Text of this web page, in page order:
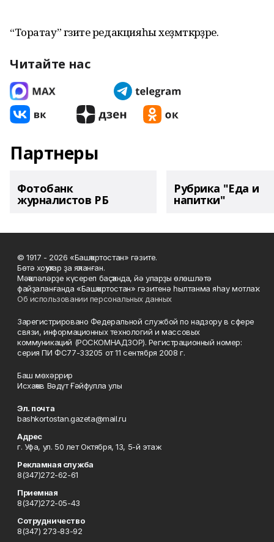
“Торатау” гәзите редакцияһы хеҙмәткәрҙәре.
Читайте нас
Партнеры
Фотобанк
журналистов РБ
Рубрика "Еда и
напитки"
© 1917 - 2026 «Башҡортостан» гәзите.
Бөтә хоҡуҡтар ҙа яҡланған.
Мәҡәләләрҙе күсереп баҫҡанда, йә уларҙы өлөшләтә
файҙаланғанда «Башҡортостан» гәзитенә һылтанма яһау мотлаҡ.
Об использовании персональных данных
Зарегистрировано Федеральной службой по надзору в сфере
связи, информационных технологий и массовых
коммуникаций (РОСКОМНАДЗОР). Регистрационный номер:
серия ПИ ФС77-33205 от 11 сентября 2008 г.
Баш мөхәррир
Исхаҡов Вәдүт Ғәйфулла улы
Эл. почта
bashkortostan.gazeta@mail.ru
Адрес
г. Уфа, ул. 50 лет Октября, 13, 5-й этаж
Рекламная служба
8(347)272-62-61
Приемная
8(347)272-05-43
Сотрудничество
8(347) 273-83-92